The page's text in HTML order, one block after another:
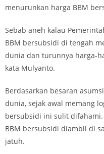
menurunkan harga BBM
Sebab aneh kalau
BBM bersubsidi di tengah
dunia dan turunnya harga-
kata Mulyanto.
Berdasarkan besaran
dunia, sejak awal memang
bersubsidi ini sulit difahami.
BBM bersubsidi diambil di
jatuh.